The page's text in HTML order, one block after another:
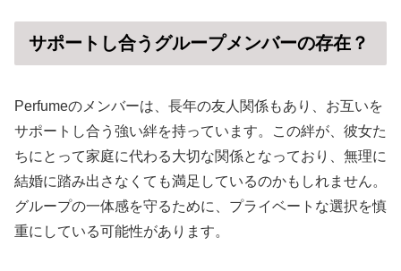
サポートし合うグループメンバーの存在？
Perfumeのメンバーは、長年の友人関係もあり、お互いを
サポートし合う強い絆を持っています。この絆が、彼女た
ちにとって家庭に代わる大切な関係となっており、無理に
結婚に踏み出さなくても満足しているのかもしれません。
グループの一体感を守るために、プライベートな選択を慎
重にしている可能性があります。